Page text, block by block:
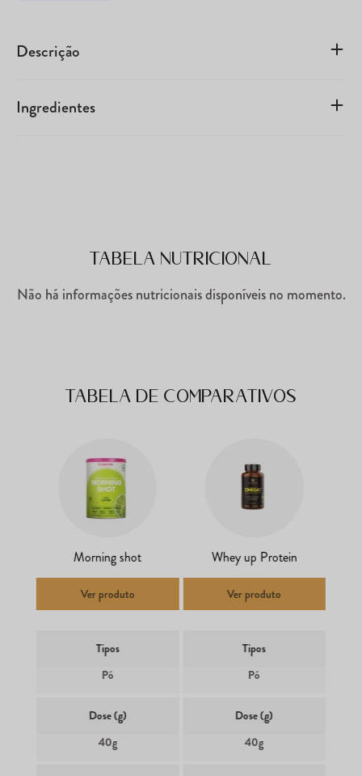
Descrição
Ingredientes
Tabela Nutricional
Não há informações nutricionais disponíveis no momento.
Tabela de comparativos
Morning shot
Ver produto
Tipos
Pó
Dose (g)
40g
Whey up Protein
Ver produto
Tipos
Pó
Dose (g)
40g